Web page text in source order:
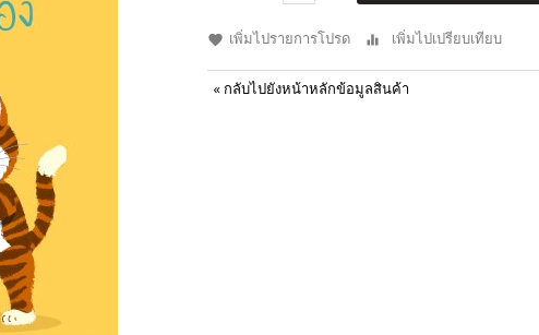
เพิ่มไปรายการโปรด เพิ่มไปเปรียบเทียบ
« กลับไปยังหน้าหลักข้อมูลสินค้า